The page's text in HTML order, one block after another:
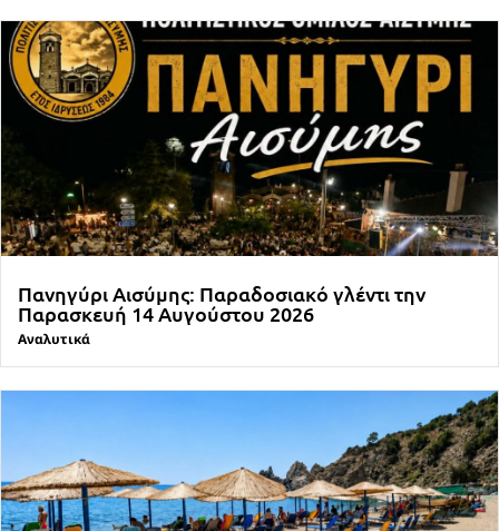
Πανηγύρι Αισύμης: Παραδοσιακό γλέντι την
Παρασκευή 14 Αυγούστου 2026
Αναλυτικά